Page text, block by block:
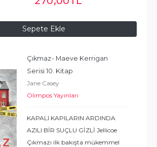
Sepete Ekle
Çıkmaz- Maeve Kerrigan
Serisi 10. Kitap
Jane Casey
Olimpos Yayınları
KAPALI KAPILARIN ARDINDA
AZILI BİR SUÇLU GİZLİ Jellicoe
Çıkmazı ilk bakışta mükemmel